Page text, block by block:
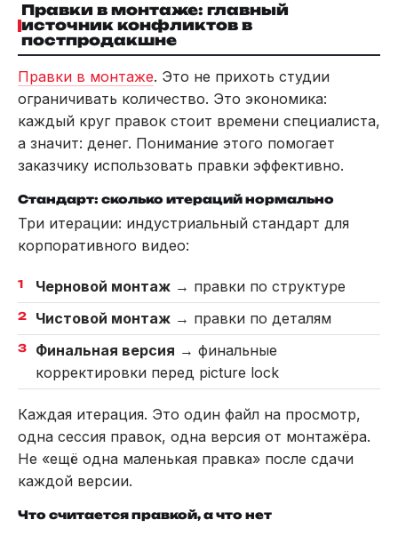
Правки в монтаже: главный
источник конфликтов в
постпродакшне
Правки в монтаже. Это не прихоть студии
ограничивать количество. Это экономика:
каждый круг правок стоит времени специалиста,
а значит: денег. Понимание этого помогает
заказчику использовать правки эффективно.
Стандарт: сколько итераций нормально
Три итерации: индустриальный стандарт для
корпоративного видео:
Черновой монтаж → правки по структуре
Чистовой монтаж → правки по деталям
Финальная версия → финальные
корректировки перед picture lock
Каждая итерация. Это один файл на просмотр,
одна сессия правок, одна версия от монтажёра.
Не «ещё одна маленькая правка» после сдачи
каждой версии.
Что считается правкой, а что нет